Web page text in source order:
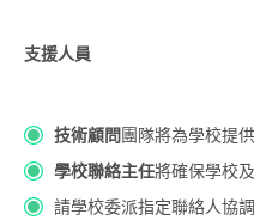
支援人員
技術顧問團隊將為學校提供
學校聯絡主任將確保學校
請學校委派指定聯絡人協